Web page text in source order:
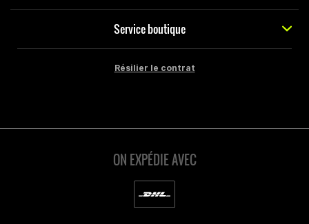
Service boutique
Résilier le contrat
ON EXPÉDIE AVEC